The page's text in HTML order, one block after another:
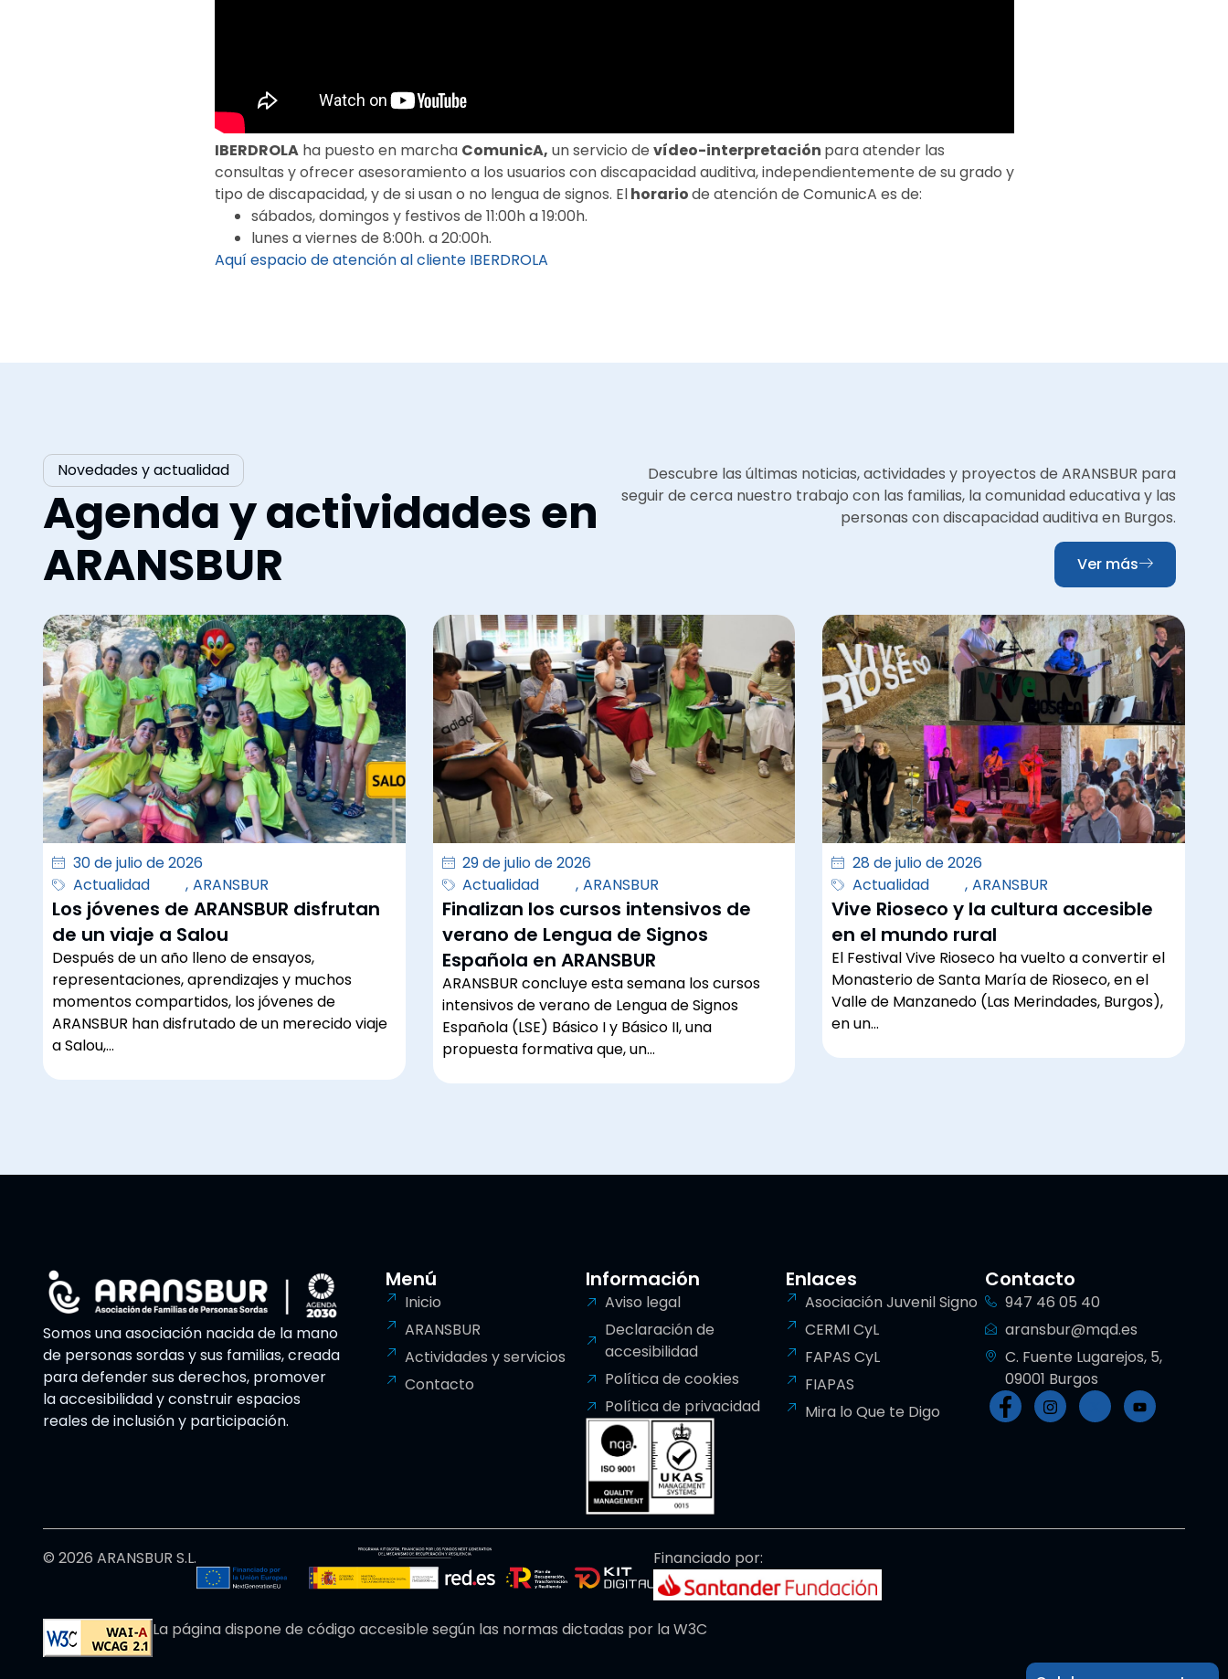
IBERDROLAha puesto en marcha ComunicA, un servicio de vídeo-interpretación para atender las
consultas y ofrecer asesoramiento a los usuarios con discapacidad auditiva, independientemente de su grado y
tipo de discapacidad, y de si usan o no lengua de signos. Elhorariode atención de ComunicA es de:
sábados, domingos y festivos de 11:00h a 19:00h.
lunes a viernes de 8:00h. a 20:00h.
Aquí espacio de atención al cliente IBERDROLA
Novedades y actualidad
Agenda y actividades en
ARANSBUR
Descubre las últimas noticias, actividades y proyectos de ARANSBUR para
seguir de cerca nuestro trabajo con las familias, la comunidad educativa y las
personas con discapacidad auditiva en Burgos.
Ver más
30 de julio de 2026
Actualidad
, ARANSBUR
Los jóvenes de ARANSBUR disfrutan
de un viaje a Salou
Después de un año lleno de ensayos,
representaciones, aprendizajes y muchos
momentos compartidos, los jóvenes de
ARANSBUR han disfrutado de un merecido viaje
a Salou,…
29 de julio de 2026
Actualidad
, ARANSBUR
Finalizan los cursos intensivos de
verano de Lengua de Signos
Española en ARANSBUR
ARANSBUR concluye esta semana los cursos
intensivos de verano de Lengua de Signos
Española (LSE) Básico I y Básico II, una
propuesta formativa que, un…
28 de julio de 2026
Actualidad
, ARANSBUR
Vive Rioseco y la cultura accesible
en el mundo rural
El Festival Vive Rioseco ha vuelto a convertir el
Monasterio de Santa María de Rioseco, en el
Valle de Manzanedo (Las Merindades, Burgos),
en un…
Somos una asociación nacida de la mano
de personas sordas y sus familias, creada
para defender sus derechos, promover
la accesibilidad y construir espacios
reales de inclusión y participación.
Menú
Inicio
ARANSBUR
Actividades y servicios
Contacto
Información
Aviso legal
Declaración de
accesibilidad
Política de cookies
Política de privacidad
Enlaces
Asociación Juvenil Signo
CERMI CyL
FAPAS CyL
FIAPAS
Mira lo Que te Digo
Contacto
947 46 05 40
aransbur@mqd.es
C. Fuente Lugarejos, 5,
09001 Burgos
© 2026 ARANSBUR S.L. Financiado por:
La página dispone de código accesible según las normas dictadas por la W3C